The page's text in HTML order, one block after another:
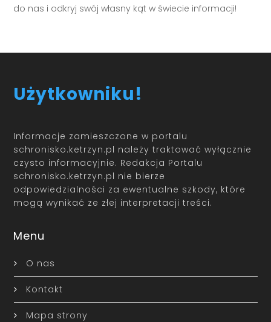
do nas i odkryj swój własny kąt w świecie informacji!
Użytkowniku!
Informacje zamieszczone w portalu
schronisko.ketrzyn.pl należy traktować wyłącznie
czysto informacyjnie. Redakcja Portalu
schronisko.ketrzyn.pl nie bierze
odpowiedzialności za ewentualne szkody, które
mogą wynikać ze złej interpretacji treści.
Menu
O nas
Kontakt
Mapa strony